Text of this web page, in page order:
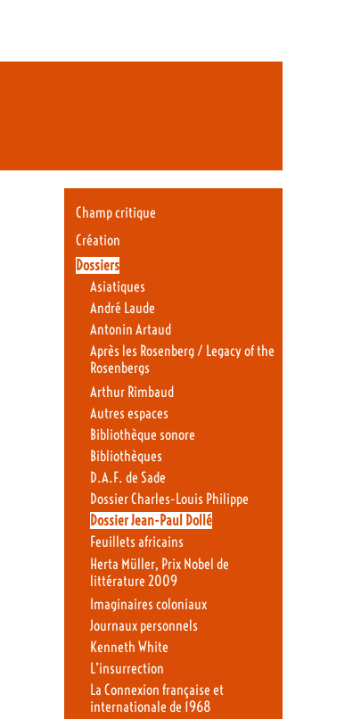
Champ critique
Création
Dossiers
Asiatiques
André Laude
Antonin Artaud
Après les Rosenberg / Legacy of the
Rosenbergs
Arthur Rimbaud
Autres espaces
Bibliothèque sonore
Bibliothèques
D.A.F. de Sade
Dossier Charles-Louis Philippe
Dossier Jean-Paul Dollé
Feuillets africains
Herta Müller, Prix Nobel de
littérature 2009
Imaginaires coloniaux
Journaux personnels
Kenneth White
L’insurrection
La Connexion française et
internationale de 1968